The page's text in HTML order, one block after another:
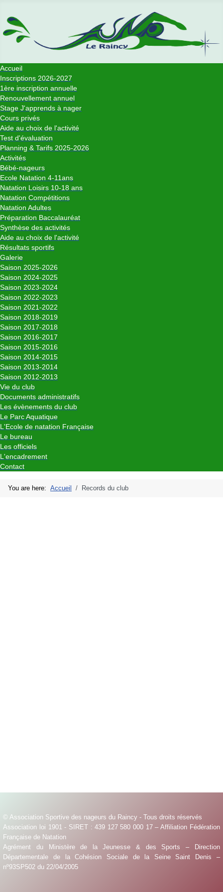
Accueil
Inscriptions 2026-2027
1ère inscription annuelle
Renouvellement annuel
Stage J'apprends à nager
Cours privés
Aide au choix de l'activité
Test d'évaluation
Planning & Tarifs 2025-2026
Activités
Bébé-nageurs
Ecole Natation 4-11ans
Natation Loisirs 10-18 ans
Natation Compétitions
Natation Adultes
Préparation Baccalauréat
Synthèse des activités
Aide au choix de l'activité
Résultats sportifs
Galerie
Saison 2025-2026
Saison 2024-2025
Saison 2023-2024
Saison 2022-2023
Saison 2021-2022
Saison 2018-2019
Saison 2017-2018
Saison 2016-2017
Saison 2015-2016
Saison 2014-2015
Saison 2013-2014
Saison 2012-2013
Vie du club
Documents administratifs
Les évènements du club
Le Parc Aquatique
L'Ecole de natation Française
Le bureau
Les officiels
L'encadrement
Contact
You are here: Accueil Records du club
© Association Sportive des nageurs du Raincy - Tous droits réservés
Association loi 1901 - SIRET : 439 127 580 000 17 – Affiliation Fédération
Française de Natation
Agrément du Ministère de la Jeunesse & des Sports – Direction
Départementale de la Cohésion Sociale de la Seine Saint Denis –
nº93SP502 du 22/04/2005